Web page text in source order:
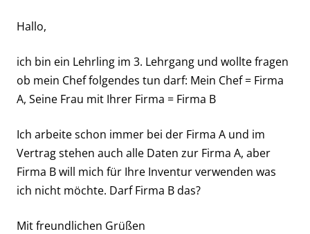
Hallo,
ich bin ein Lehrling im 3. Lehrgang und wollte fragen
ob mein Chef folgendes tun darf: Mein Chef = Firma
A, Seine Frau mit Ihrer Firma = Firma B
Ich arbeite schon immer bei der Firma A und im
Vertrag stehen auch alle Daten zur Firma A, aber
Firma B will mich für Ihre Inventur verwenden was
ich nicht möchte. Darf Firma B das?
Mit freundlichen Grüßen